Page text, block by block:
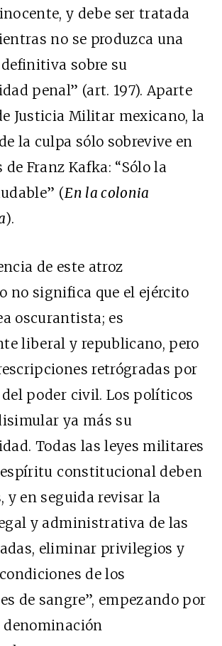
y debe ser tratada
no se produzca una
sobre su
penal” (art. 197). Aparte
Justicia Militar mexicano, la
la culpa sólo sobrevive en
Franz Kafka: “Sólo la
(En la colonia
).
de este atroz
no significa que el ejército
oscurantista; es
liberal y republicano, pero
retrógradas por
poder civil. Los políticos
ya más su
Todas las leyes militares
constitucional deben
y en seguida revisar la
y administrativa de las
eliminar privilegios y
de los
de sangre”, empezando por